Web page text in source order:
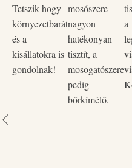
Tetszik hogy
környezetbarát
és a
kisállatokra is
gondolnak!
mosószere
nagyon
hatékonyan
tisztít, a
mosogatószere
pedig
bőrkímélő.
a